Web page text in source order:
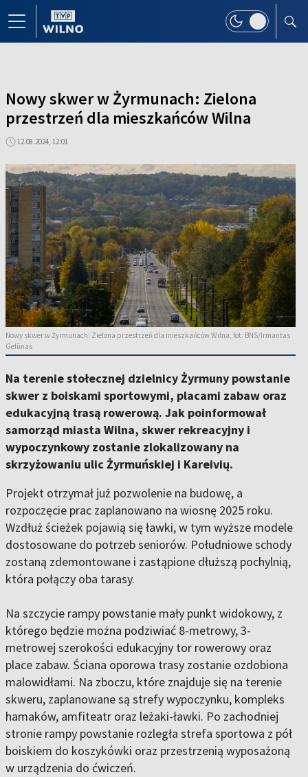
Nowy skwer w Żyrmunach: Zielona
przestrzeń dla mieszkańców Wilna
12.08.2024, 12:01
Nowy skwer w Żyrmunach: Zielona przestrzeń dla mieszkańców Wilna, fot. BNS/Irmantas
Gelūnas
Na terenie stołecznej dzielnicy Żyrmuny powstanie
skwer z boiskami sportowymi, placami zabaw oraz
edukacyjną trasą rowerową. Jak poinformował
samorząd miasta Wilna, skwer rekreacyjny i
wypoczynkowy zostanie zlokalizowany na
skrzyżowaniu ulic Żyrmuńskiej i Kareivių.
Projekt otrzymał już pozwolenie na budowę, a
rozpoczęcie prac zaplanowano na wiosnę 2025 roku.
Wzdłuż ścieżek pojawią się ławki, w tym wyższe modele
dostosowane do potrzeb seniorów. Południowe schody
zostaną zdemontowane i zastąpione dłuższą pochylnią,
która połączy oba tarasy.
Na szczycie rampy powstanie mały punkt widokowy, z
którego będzie można podziwiać 8-metrowy, 3-
metrowej szerokości edukacyjny tor rowerowy oraz
place zabaw. Ściana oporowa trasy zostanie ozdobiona
malowidłami. Na zboczu, które znajduje się na terenie
skweru, zaplanowane są strefy wypoczynku, kompleks
hamaków, amfiteatr oraz leżaki-ławki. Po zachodniej
stronie rampy powstanie rozległa strefa sportowa z pół
boiskiem do koszykówki oraz przestrzenią wyposażoną
w urządzenia do ćwiczeń.